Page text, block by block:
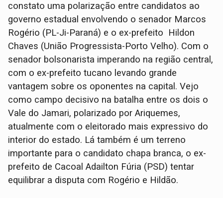
constato uma polarização entre candidatos ao
governo estadual envolvendo o senador Marcos
Rogério (PL-Ji-Paraná) e o ex-prefeito Hildon
Chaves (União Progressista-Porto Velho). Com o
senador bolsonarista imperando na região central,
com o ex-prefeito tucano levando grande
vantagem sobre os oponentes na capital. Vejo
como campo decisivo na batalha entre os dois o
Vale do Jamari, polarizado por Ariquemes,
atualmente com o eleitorado mais expressivo do
interior do estado. Lá também é um terreno
importante para o candidato chapa branca, o ex-
prefeito de Cacoal Adailton Fúria (PSD) tentar
equilibrar a disputa com Rogério e Hildão.